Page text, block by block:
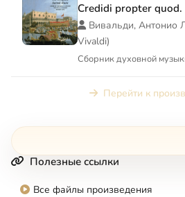
Credidi propter quod.
Вивальди, Антонио
Vivaldi)
Сборник духовной
Перейти к
Полезные ссылки
Все файлы произведения